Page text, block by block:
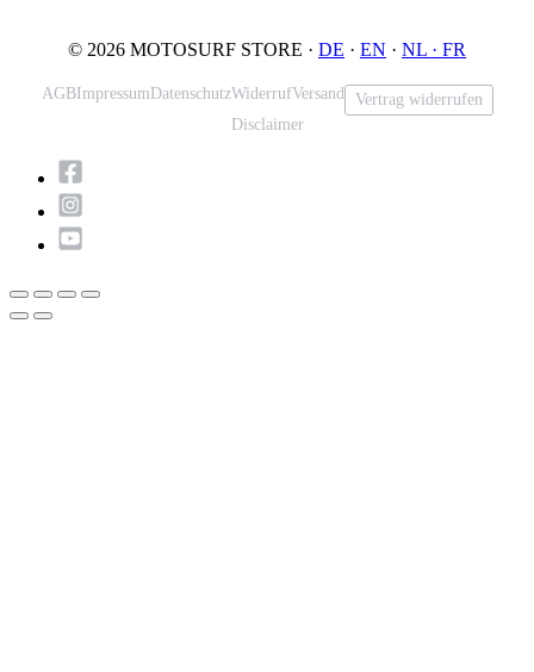
© 2026 MOTOSURF STORE · DE · EN · NL · FR
AGBImpressum DatenschutzWiderrufVersand
Vertrag widerrufen
Disclaimer
Nach
oben